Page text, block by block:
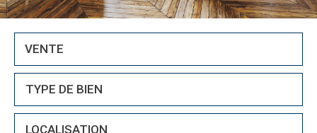
VENTE